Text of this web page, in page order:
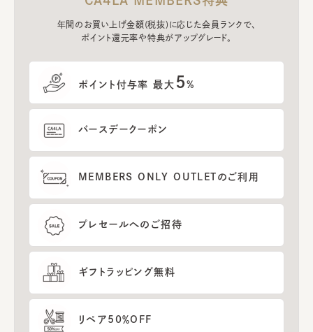
年間のお買い上げ金額(税抜)に応じた会員ランクで、
ポイント還元率や特典がアップグレード。
ポイント付与率 最大 5%
バースデークーポン
MEMBERS ONLY OUTLETのご利用
プレセールへのご招待
ギフトラッピング無料
リペア50％OFF